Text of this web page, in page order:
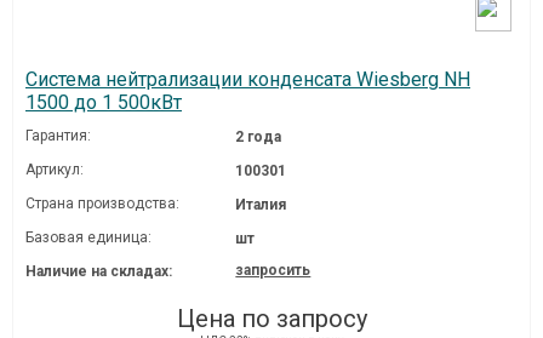
Система нейтрализации конденсата Wiesberg NH
1500 до 1 500кВт
Гарантия:
2 года
Артикул:
100301
Страна производства:
Италия
Базовая единица:
шт
Наличие на складах:
запросить
Цена по запросу